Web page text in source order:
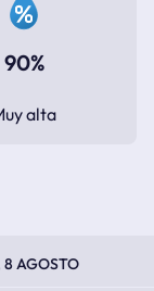
90%
alta
8 AGOSTO